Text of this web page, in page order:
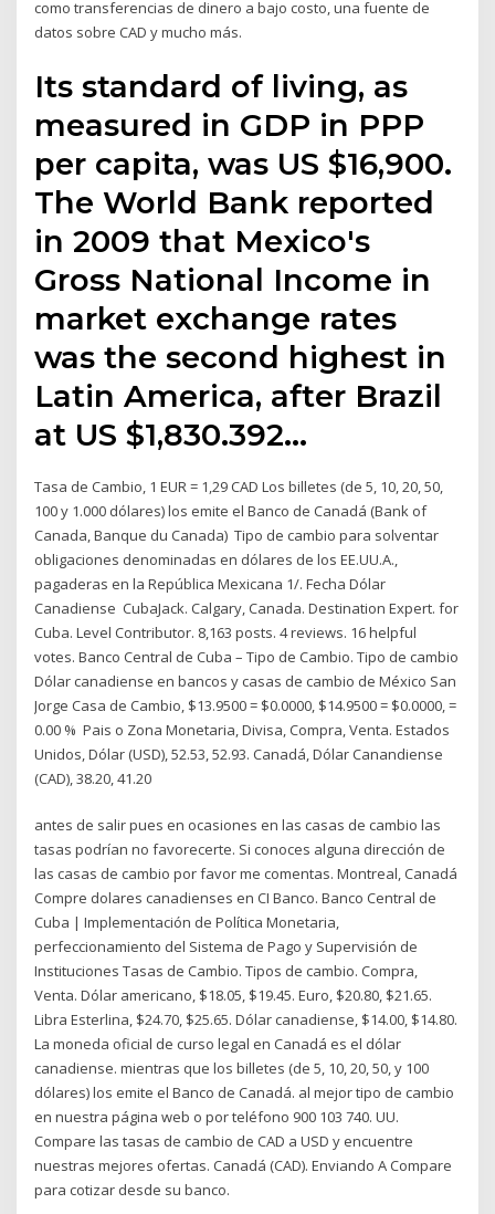
como transferencias de dinero a bajo costo, una fuente de
datos sobre CAD y mucho más.
Its standard of living, as
measured in GDP in PPP
per capita, was US $16,900.
The World Bank reported
in 2009 that Mexico's
Gross National Income in
market exchange rates
was the second highest in
Latin America, after Brazil
at US $1,830.392…
Tasa de Cambio, 1 EUR = 1,29 CAD Los billetes (de 5, 10, 20, 50,
100 y 1.000 dólares) los emite el Banco de Canadá (Bank of
Canada, Banque du Canada) Tipo de cambio para solventar
obligaciones denominadas en dólares de los EE.UU.A.,
pagaderas en la República Mexicana 1/. Fecha Dólar
Canadiense CubaJack. Calgary, Canada. Destination Expert. for
Cuba. Level Contributor. 8,163 posts. 4 reviews. 16 helpful
votes. Banco Central de Cuba – Tipo de Cambio. Tipo de cambio
Dólar canadiense en bancos y casas de cambio de México San
Jorge Casa de Cambio, $13.9500 = $0.0000, $14.9500 = $0.0000, =
0.00 % Pais o Zona Monetaria, Divisa, Compra, Venta. Estados
Unidos, Dólar (USD), 52.53, 52.93. Canadá, Dólar Canandiense
(CAD), 38.20, 41.20
antes de salir pues en ocasiones en las casas de cambio las
tasas podrían no favorecerte. Si conoces alguna dirección de
las casas de cambio por favor me comentas. Montreal, Canadá
Compre dolares canadienses en CI Banco. Banco Central de
Cuba | Implementación de Política Monetaria,
perfeccionamiento del Sistema de Pago y Supervisión de
Instituciones Tasas de Cambio. Tipos de cambio. Compra,
Venta. Dólar americano, $18.05, $19.45. Euro, $20.80, $21.65.
Libra Esterlina, $24.70, $25.65. Dólar canadiense, $14.00, $14.80.
La moneda oficial de curso legal en Canadá es el dólar
canadiense. mientras que los billetes (de 5, 10, 20, 50, y 100
dólares) los emite el Banco de Canadá. al mejor tipo de cambio
en nuestra página web o por teléfono 900 103 740. UU.
Compare las tasas de cambio de CAD a USD y encuentre
nuestras mejores ofertas. Canadá (CAD). Enviando A Compare
para cotizar desde su banco.